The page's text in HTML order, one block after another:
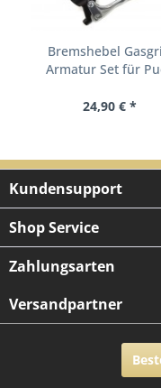
Bremshebel
Armatur Set für
24,90 € *
Kundensupport
Shop Service
Zahlungsarten
Versandpartner